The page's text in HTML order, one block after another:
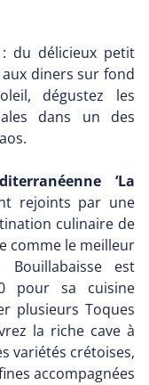
: du délicieux petit
diners sur fond
dégustez les
dans un des
‘La
rejoints par une
culinaire de
comme le meilleur
Bouillabaisse est
pour sa cuisine
plusieurs Toques
la riche cave à
variétés crétoises,
accompagnées